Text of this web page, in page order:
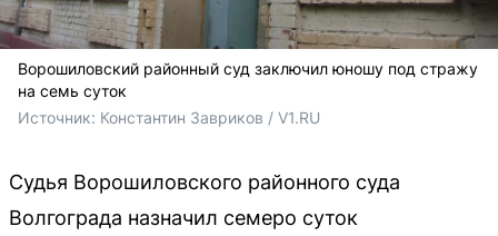
Ворошиловский районный суд заключил юношу под стражу
на семь суток
Источник: Константин Завриков / V1.RU
Судья Ворошиловского районного суда
Волгограда назначил семеро суток